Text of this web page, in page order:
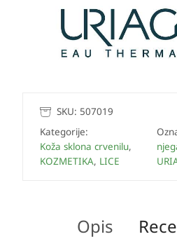
SKU: 507019
Kategorije:
Koža sklona crvenilu,
KOZMETIKA, LICE
Opis